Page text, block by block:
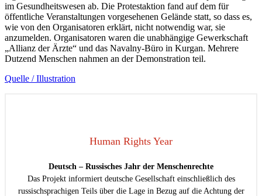
im Gesundheitswesen ab. Die Protestaktion fand auf dem für
öffentliche Veranstaltungen vorgesehenen Gelände statt, so dass es,
wie von den Organisatoren erklärt, nicht notwendig war, sie
anzumelden. Organisatoren waren die unabhängige Gewerkschaft
„Allianz der Ärzte“ und das Navalny-Büro in Kurgan. Mehrere
Dutzend Menschen nahmen an der Demonstration teil.
Quelle / Illustration
Human Rights Year
Deutsch – Russisches Jahr der Menschenrechte
Das Projekt informiert deutsche Gesellschaft einschließlich des
russischsprachigen Teils über die Lage in Bezug auf die Achtung der